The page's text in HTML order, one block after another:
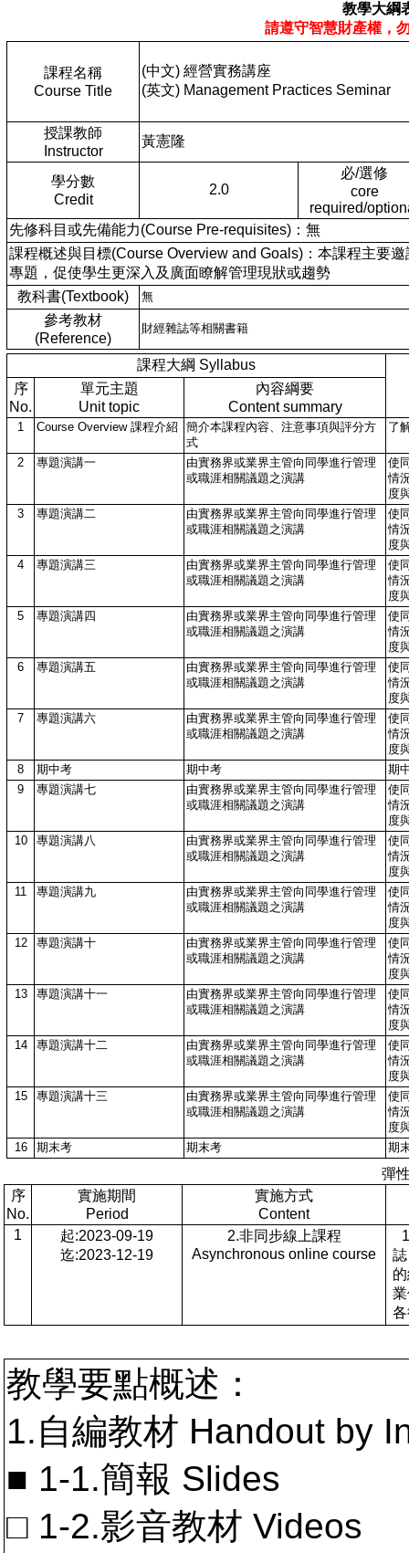
教學大綱
請遵守智慧財產權，
課程名稱
Course Title
(中文) 經營實務講座
(英文) Management Practices Seminar
授課教師
Instructor
黃憲隆
學分數
Credit
2.0
必/選修
core
required/
先修科目或先備能力(Course Pre-requisites)：無
課程概述與目標(Course Overview and Goals)：本課程主要
專題，促使學生更深入及廣面瞭解管理現狀或趨勢
教科書(Textbook)
無
參考教材
(Reference)
財經雜誌等相關書籍
課程大綱 Syllabus
序
No.
單元主題
Unit topic
內容綱要
Content summary
1 Course Overview 課程介紹
簡介本課程內容、注意事項與評分方
式
了
2 專題演講一
由實務界或業界主管向同學進行管理
或職涯相關議題之演講
使
情
度
3
專題演講二
由實務界或業界主管向同學進行管理
或職涯相關議題之演講
使
情
度
4
專題演講三
由實務界或業界主管向同學進行管理
或職涯相關議題之演講
使
情
度
5
專題演講四
由實務界或業界主管向同學進行管理
或職涯相關議題之演講
使
情
度
6
專題演講五
由實務界或業界主管向同學進行管理
或職涯相關議題之演講
使
情
度
7
專題演講六
由實務界或業界主管向同學進行管理
或職涯相關議題之演講
使
情
度
8
期中考 期中考
期
9
專題演講七
由實務界或業界主管向同學進行管理
或職涯相關議題之演講
使
情
度
10
專題演講八
由實務界或業界主管向同學進行管理
或職涯相關議題之演講
使
情
度
11
專題演講九
由實務界或業界主管向同學進行管理
或職涯相關議題之演講
使
情
度
12
專題演講十
由實務界或業界主管向同學進行管理
或職涯相關議題之演講
使
情
度
13
專題演講十一
由實務界或業界主管向同學進行管理
或職涯相關議題之演講
使
情
度
14
專題演講十二
由實務界或業界主管向同學進行管理
或職涯相關議題之演講
使
情
度
15
專題演講十三
由實務界或業界主管向同學進行管理
或職涯相關議題之演講
使
情
度
16
期末考 期末考 期
彈
序
No.
實施期間
Period
實施方式
Content
1
起:2023-09-19
迄:2023-12-19
2.非同步線上課程
Asynchronous online course
教學要點概述：
1.自編教材 Handout by
■ 1-1.簡報 Slides
□ 1-2.影音教材 Videos